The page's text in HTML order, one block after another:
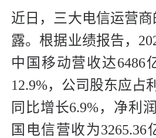
近日，三大电信运营
露。根据业绩报告，
中国移动营收达6486
12.9%，公司股东应占
同比增长6.9%，净利
国电信营收为3265.36